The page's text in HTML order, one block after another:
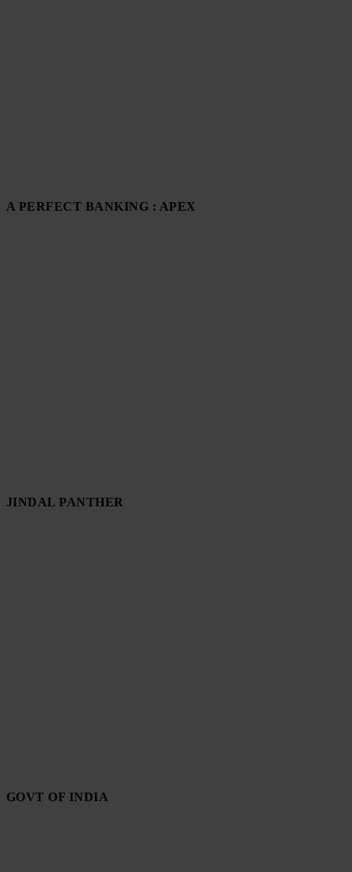
A PERFECT BANKING : APEX
JINDAL PANTHER
GOVT OF INDIA